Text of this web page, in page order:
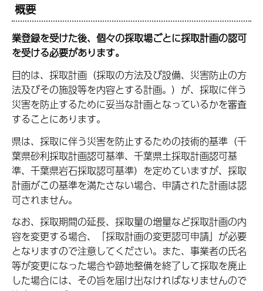
概要
業登録を受けた後、個々の採取場ごとに採取計画の認可
を受ける必要があります。
目的は、採取計画（採取の方法及び設備、災害防止の方
法及びその施設等を内容とする計画。）が、採取に伴う
災害を防止するために妥当な計画となっているかを審査
することにあります。
県は、採取に伴う災害を防止するための技術的基準（千
葉県砂利採取計画認可基準、千葉県土採取計画認可基
準、千葉県岩石採取認可基準）を定めていますが、採取
計画がこの基準を満たさない場合、申請された計画は認
可されません。
なお、採取期間の延長、採取量の増量など採取計画の内
容を変更する場合、「採取計画の変更認可申請」が必要
となりますので注意してください。また、事業者の氏名
等が変更になった場合や跡地整備を終了して採取を廃止
した場合には、その旨を届け出なければなりませんので